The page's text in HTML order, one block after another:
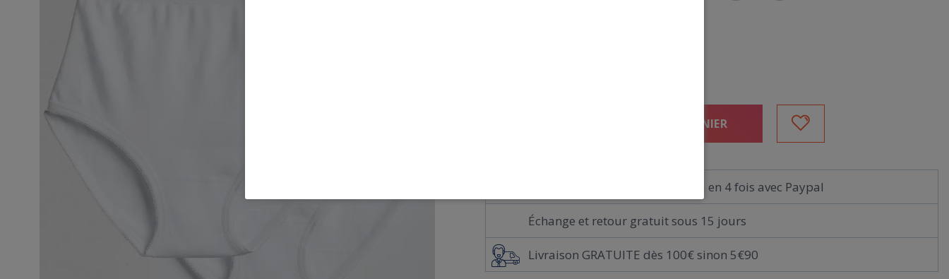
AJOUTER AU PANIER
Paiement sécurisé immédiat ou en 4 fois avec Paypal
Échange et retour gratuit sous 15 jours
Livraison GRATUITE dès 100€ sinon 5€90